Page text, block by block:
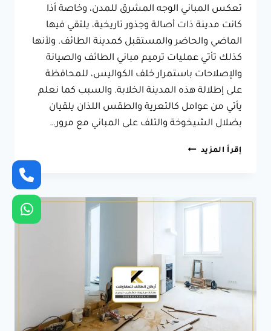
تعكس المباني الوجه المشرق للمدن، وخاصة أذا
كانت مدينة ذات أصالة وجذور تاريخية، يلتقي فيها
الماضي والحاضر والمستقبل كمدينة الطائف. ولأنها
كذلك تأتي عمليات ترميم مباني الطائف والصيانة
والإصلاحات باستمرار خلف الكواليس، للمحافظة
على إطلالة هذه المدينة الخلابة. والسبب كما نعلم
يأتي من عوامل كالتعرية والطقس اللذان يلقيان
بضلال الشيخوخة والتلف على المباني مع مرور…
إقرأ المزيد ترميم
0566631564
تشطيب
–
صيانة
وترميم
–
تشطيبات